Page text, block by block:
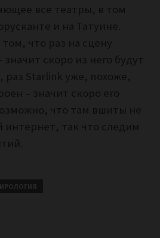
все театры, в том
и на Татуине.
что раз на сцену
скоро из него будут
раз Starlink уже, похоже,
– значит скоро его
что там вшиты не
интернет, так что следим